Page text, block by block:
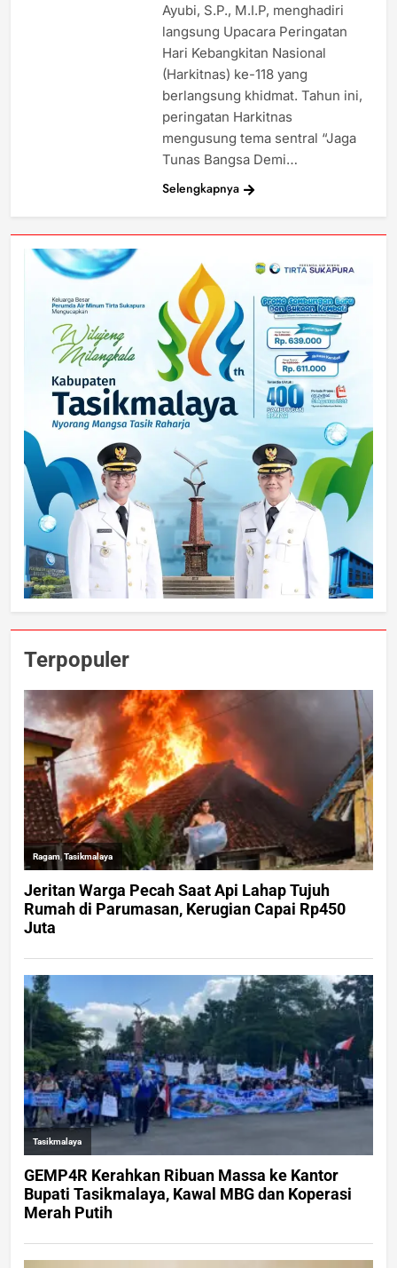
Ayubi, S.P., M.I.P, menghadiri
langsung Upacara Peringatan
Hari Kebangkitan Nasional
(Harkitnas) ke-118 yang
berlangsung khidmat. Tahun ini,
peringatan Harkitnas
mengusung tema sentral “Jaga
Tunas Bangsa Demi…
Selengkapnya
Terpopuler